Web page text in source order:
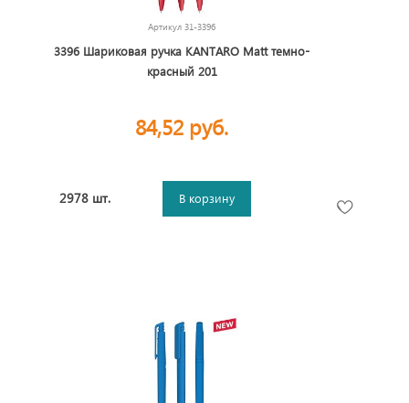
Артикул 31-3396
3396 Шариковая ручка KANTARO Matt темно-
красный 201
84,52 руб.
2978 шт. В корзину